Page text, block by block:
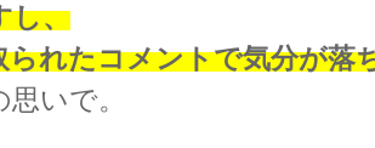
し、
られたコメントで気分が落
いで。